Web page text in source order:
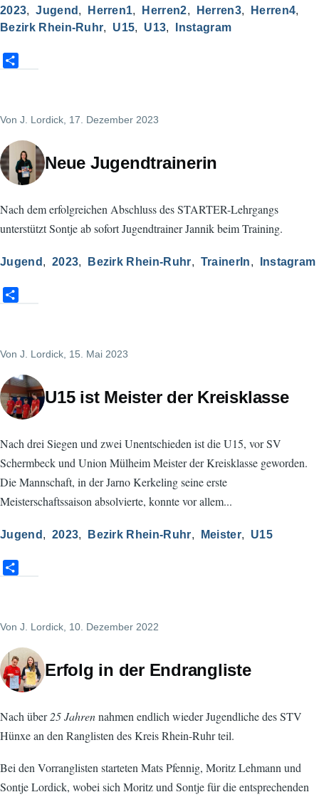
2023 Jugend Herren1 Herren2 Herren3
Herren4
Bezirk Rhein-Ruhr
U15 U13 Instagram
e
Von J. Lordick , 17. Dezember 2023
Neue Jugendtrainerin
Nach dem erfolgreichen Abschluss des STARTER-Lehrgangs
unterstützt Sontje ab sofort Jugendtrainer Jannik beim Training.
Jugend 2023 Bezirk Rhein-Ruhr TrainerIn Instagram
e
Von J. Lordick , 15. Mai 2023
U15 ist Meister der Kreisklasse
Nach drei Siegen und zwei Unentschieden ist die U15, vor SV
Schermbeck und Union Mülheim Meister der Kreisklasse geworden.
Die Mannschaft, in der Jarno Kerkeling seine erste
Meisterschaftssaison absolvierte, konnte vor allem...
Jugend 2023 Bezirk Rhein-Ruhr Meister U15
e
Von J. Lordick , 10. Dezember 2022
Erfolg in der Endrangliste
Nach über25 Jahrennahmen endlich wieder Jugendliche des STV
Hünxe an den Ranglisten des Kreis Rhein-Ruhr teil.
Bei den Vorranglisten starteten Mats Pfennig, Moritz Lehmann und
Sontje Lordick, wobei sich Moritz und Sontje für die entsprechenden